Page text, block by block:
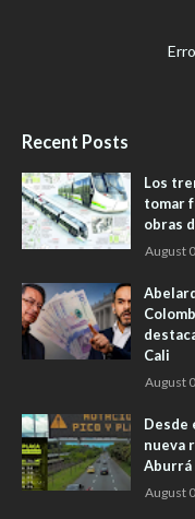
Recent Posts
Los
tomar
obras
August
Cali
August
Desde
nueva
Aburrá
August